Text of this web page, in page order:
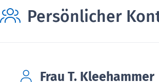
Persönlicher
Frau T. Kleehammer